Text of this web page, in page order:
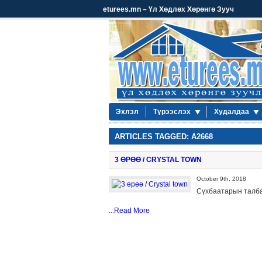
eturees.mn – Үл Хөдлөх Хөрөнгө Зууч
Эхлэл Түрээслэх Худалдаа
ARTICLES TAGGED: A2668
3 ӨРӨӨ / CRYSTAL TOWN
October 9th, 2018
Сүхбаатарын
...Read More